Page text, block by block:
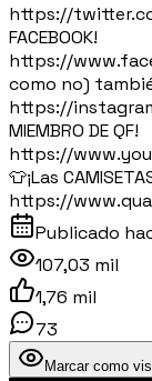
https://
FACEBOOK!
https://
como no)
https://
MIEMBRO DE QF!
https://
👕¡Las
https://
Publicado
107,03 mil
1,76 mil
73
Marcar como